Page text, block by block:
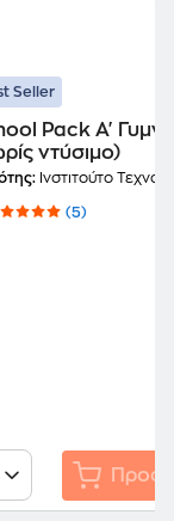
Seller
Pack Α'
ντύσιμο)
Ινστιτούτο Τεχνολογίας Υπολογιστών και
(5)